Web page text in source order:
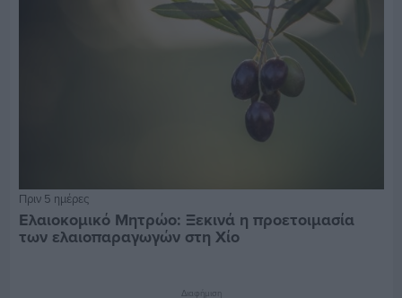
Πριν 5 ημέρες
Ελαιοκομικό Μητρώο: Ξεκινά η προετοιμασία
των ελαιοπαραγωγών στη Χίο
Διαφήμιση